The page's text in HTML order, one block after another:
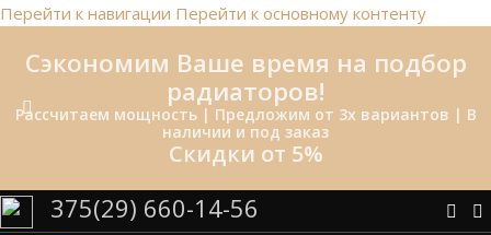
Перейти к навигации Перейти к основному контенту
Сэкономим Ваше время на подбор
радиаторов!
Рассчитаем мощность | Предложим от 3х вариантов | В
наличии и под заказ
Скидки от 5%
375(29) 660-14-56